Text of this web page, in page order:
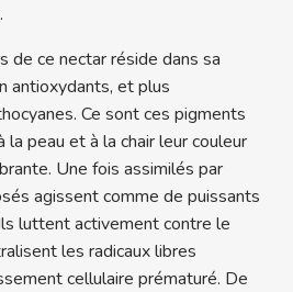
de ce nectar réside dans sa
antioxydants, et plus
Ce sont ces pigments
peau et à la chair leur couleur
Une fois assimilés par
agissent comme de puissants
luttent activement contre le
les radicaux libres
cellulaire prématuré. De